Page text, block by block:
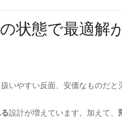
状態で最適解
いやすい反面、安価なものだと
設計が増えています。加えて、